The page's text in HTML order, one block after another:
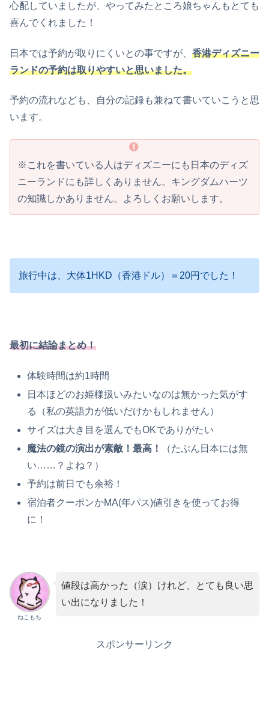
心配していましたが、やってみたところ娘ちゃんもとても
喜んでくれました！
日本では予約が取りにくいとの事ですが、 香港ディズニー
ランドの予約は取りやすいと思いました。
予約の流れなども、自分の記録も兼ねて書いていこうと思
います。
※これを書いている人はディズニーにも日本のディズ
ニーランドにも詳しくありません。キングダムハーツ
の知識しかありません。よろしくお願いします。
旅行中は、大体1HKD（香港ドル）＝20円でした！
最初に結論まとめ！
体験時間は約1時間
日本ほどのお姫様扱いみたいなのは無かった気がす
る（私の英語力が低いだけかもしれません）
サイズは大き目を選んでもOKでありがたい
魔法の鏡の演出が素敵！最高！
（たぶん日本には無
い……？よね？）
予約は前日でも余裕！
宿泊者クーポンかMA(年パス)値引きを使ってお得
に！
ねこもち
値段は高かった（涙）けれど、とても良い思
い出になりました！
スポンサーリンク